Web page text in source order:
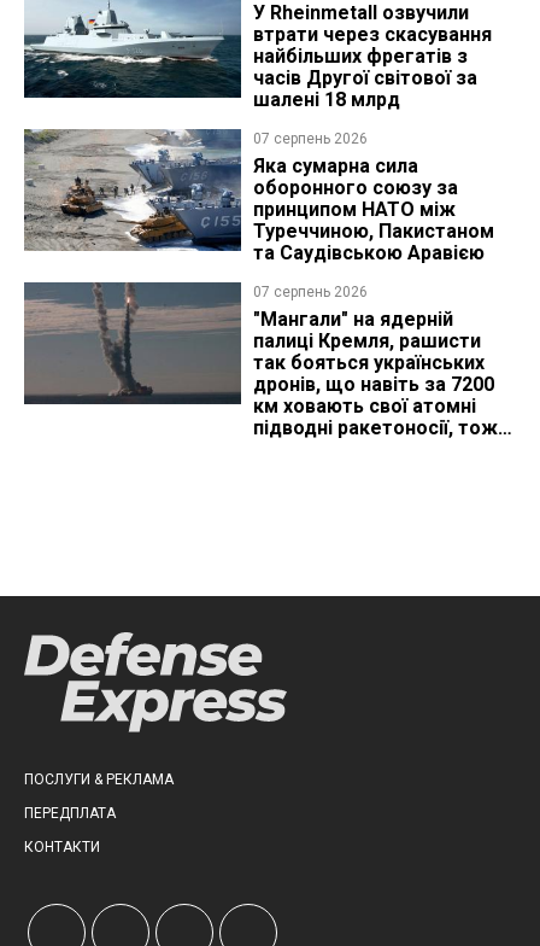
У Rheinmetall озвучили
втрати через скасування
найбільших фрегатів з
часів Другої світової за
шалені 18 млрд
07 серпень 2026
Яка сумарна сила
оборонного союзу за
принципом НАТО між
Туреччиною, Пакистаном
та Саудівською Аравією
07 серпень 2026
"Мангали" на ядерній
палиці Кремля, рашисти
так бояться українських
дронів, що навіть за 7200
км ховають свої атомні
підводні ракетоносії, тож
ПОСЛУГИ & РЕКЛАМА
ПЕРЕДПЛАТА
КОНТАКТИ